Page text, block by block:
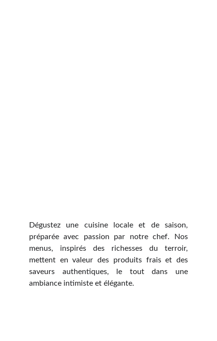
Dégustez une cuisine locale et de saison,
préparée avec passion par notre chef. Nos
menus, inspirés des richesses du terroir,
mettent en valeur des produits frais et des
saveurs authentiques, le tout dans une
ambiance intimiste et élégante.